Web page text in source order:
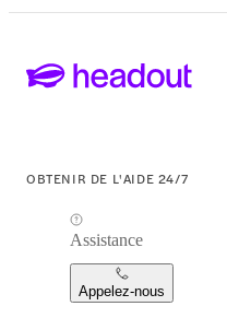
OBTENIR DE L'AIDE 24/7
Assistance
Appelez-nous